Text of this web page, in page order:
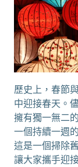
歷史上，春節
中迎接春天。
擁有獨一無二
一個持續一週
這是一個掃除
讓大家攜手迎